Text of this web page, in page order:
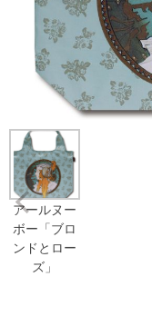
アールヌー
ボー「ブロ
ンドとロー
ズ」
Prev